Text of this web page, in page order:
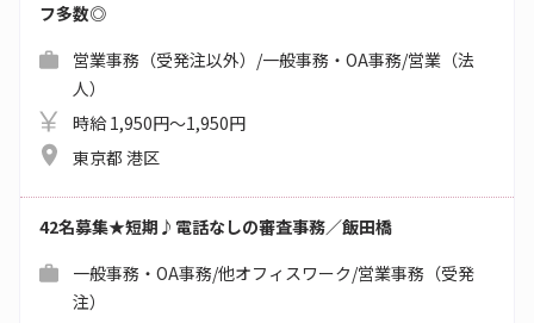
フ多数◎
営業事務（受発注以外）/一般事務・OA事務/営業（法
人）
時給 1,950円～1,950円
東京都 港区
42名募集★短期♪電話なしの審査事務／飯田橋
一般事務・OA事務/他オフィスワーク/営業事務（受発
注）